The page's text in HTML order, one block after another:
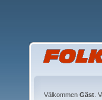
Välkommen Gäst .